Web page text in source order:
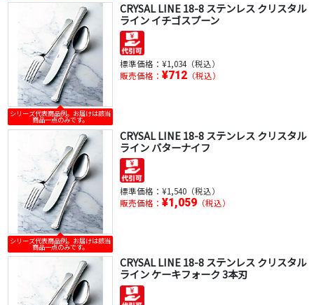
シリーズ代表商品例。お届けは該当
商品一点のみです。
CRYSAL LINE 18-8 ステンレス クリスタル
ライン イチゴスプーン
標準価格： ¥1,034（税込）
販売価格： ¥712（税込）
シリーズ代表商品例。お届けは該当
商品一点のみです。
CRYSAL LINE 18-8 ステンレス クリスタル
ライン バターナイフ
標準価格： ¥1,540（税込）
販売価格： ¥1,059（税込）
CRYSAL LINE 18-8 ステンレス クリスタル
ライン ケーキフォーク 3本刃